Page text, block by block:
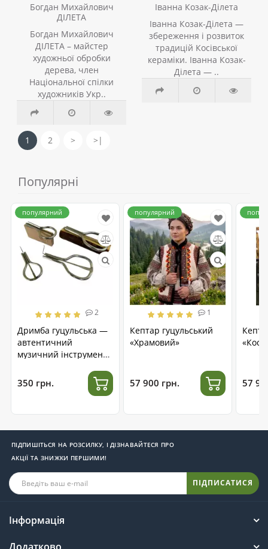
Богдан Михайлович
ДІЛЕТА
Богдан Михайлович
ДІЛЕТА – майстер
художньої обробки
дерева, член
Національної спілки
художників Укр..
Іванна Козак-Ділета
Іванна Козак-Ділета —
збереження і розвиток
традицій Косівської
кераміки. Іванна Козак-
Ділета — ..
1 2 > >|
Популярні
популярний
2
Дримба гуцульська —
автентичний
музичний інструмент
350 грн.
популярний
1
Кептар гуцульський
«Храмовий»
57 900 грн. 57
ПІДПИШІТЬСЯ НА РОЗСИЛКУ, І ДІЗНАВАЙТЕСЯ ПРО
АКЦІЇ ТА ЗНИЖКИ ПЕРШИМИ!
ПІДПИСАТИСЯ
Інформація